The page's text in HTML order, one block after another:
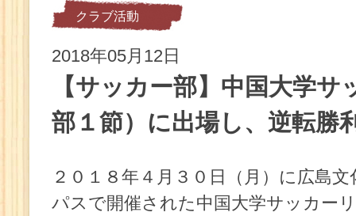
クラブ活動
2018年05月12日
【サッカー部】中国大学
部１節）に出場し、逆転勝
２０１８年４月３０日（月）に広島
パスで開催された中国大学サッカー